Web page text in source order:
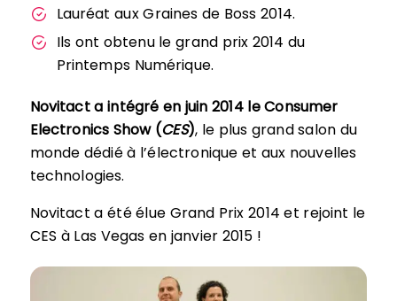
Lauréat aux Graines de Boss 2014.
Ils ont obtenu le grand prix 2014 du
Printemps Numérique.
Novitact a intégré en juin 2014 le Consumer
Electronics Show (CES), le plus grand salon du
monde dédié à l’électronique et aux nouvelles
technologies.
Novitact a été élue Grand Prix 2014 et rejoint le
CES à Las Vegas en janvier 2015 !